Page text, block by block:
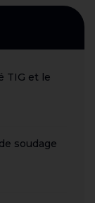
TIG et le
soudage